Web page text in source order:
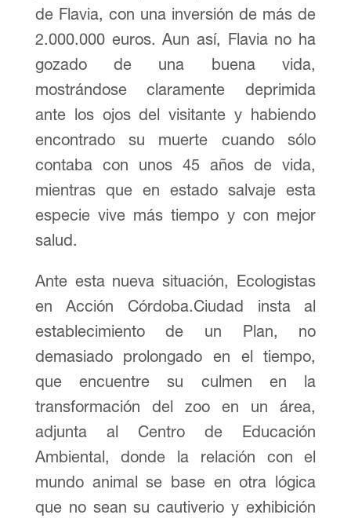
de Flavia, con una inversión de más de
2.000.000 euros. Aun así, Flavia no ha
gozado de una buena vida,
mostrándose claramente deprimida
ante los ojos del visitante y habiendo
encontrado su muerte cuando sólo
contaba con unos 45 años de vida,
mientras que en estado salvaje esta
especie vive más tiempo y con mejor
salud.
Ante esta nueva situación, Ecologistas
en Acción Córdoba.Ciudad insta al
establecimiento de un Plan, no
demasiado prolongado en el tiempo,
que encuentre su culmen en la
transformación del zoo en un área,
adjunta al Centro de Educación
Ambiental, donde la relación con el
mundo animal se base en otra lógica
que no sean su cautiverio y exhibición